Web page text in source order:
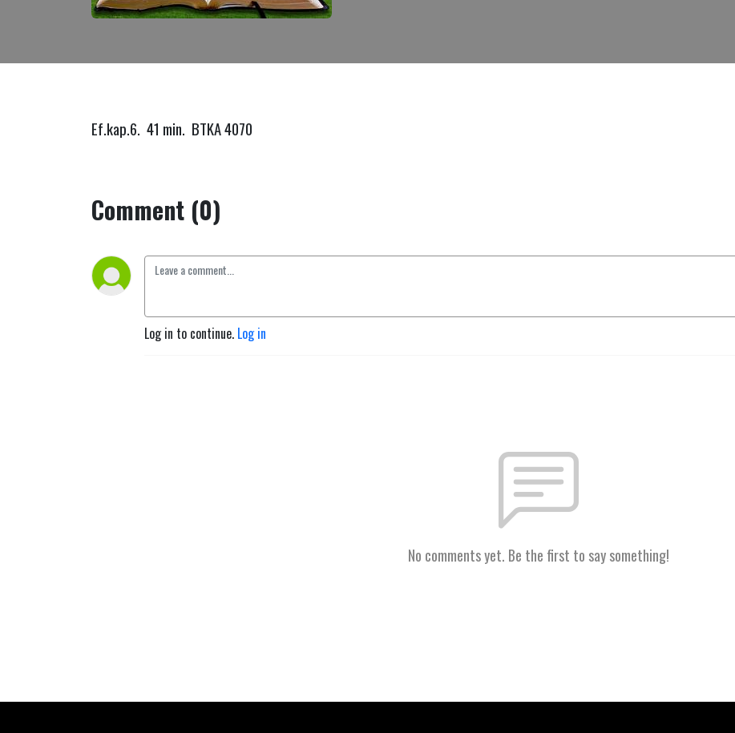
Ef.kap.6. 41 min. BTKA 4070
Comment (0)
Log in to continue. Log in
No comments yet. Be the first to say something!